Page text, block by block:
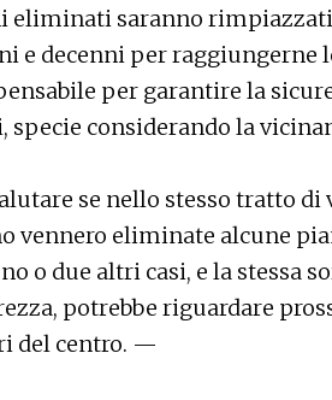
eliminati saranno
e decenni per raggiungerne
per garantire la
considerando la
se nello stesso tratto di
vennero eliminate alcune
o due altri casi, e la stessa
potrebbe riguardare
del centro. —